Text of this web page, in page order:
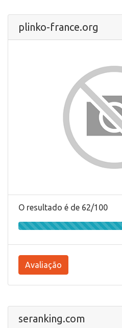
plinko-france.org
O resultado é de 62/100
Avaliação
seranking.com